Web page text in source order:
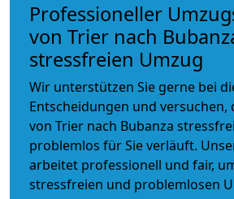
Professioneller
von Trier nach
stressfreien Umzug
Wir unterstützen Sie gerne bei
Entscheidungen und versuchen,
von Trier nach Bubanza
problemlos für Sie verläuft.
arbeitet professionell und fair,
stressfreien und problemlosen